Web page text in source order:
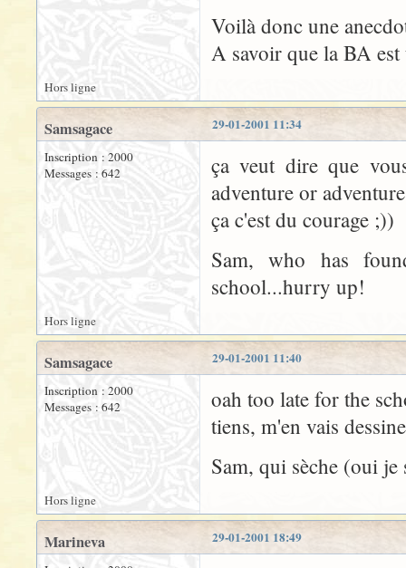
Voilà donc une
A savoir que la BA
Hors ligne
29-01-2001 11:34
Samsagace
Inscription : 2000
Messages : 642
ça veut dire que
adventure or
ça c'est du courage ;))
Sam, who has
school...hurry up!
Hors ligne
29-01-2001 11:40
Samsagace
Inscription : 2000
Messages : 642
oah too late for the
tiens, m'en vais
Sam, qui sèche (oui je
Hors ligne
29-01-2001 18:49
Marineva